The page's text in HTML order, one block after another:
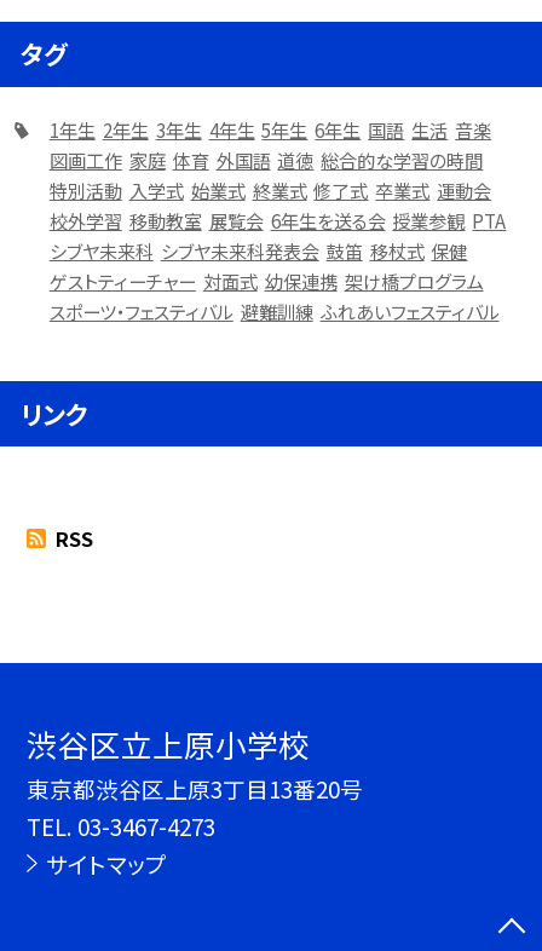
タグ
1年生 2年生 3年生 4年生 5年生 6年生 国語 生活 音楽
図画工作 家庭 体育 外国語 道徳 総合的な学習の時間
特別活動 入学式 始業式 終業式 修了式 卒業式 運動会
校外学習 移動教室 展覧会 6年生を送る会 授業参観 PTA
シブヤ未来科 シブヤ未来科発表会 鼓笛 移杖式 保健
ゲストティーチャー 対面式 幼保連携 架け橋プログラム
スポーツ・フェスティバル 避難訓練 ふれあいフェスティバル
リンク
RSS
渋谷区立上原小学校
東京都渋谷区上原3丁目13番20号
TEL. 03-3467-4273
サイトマップ